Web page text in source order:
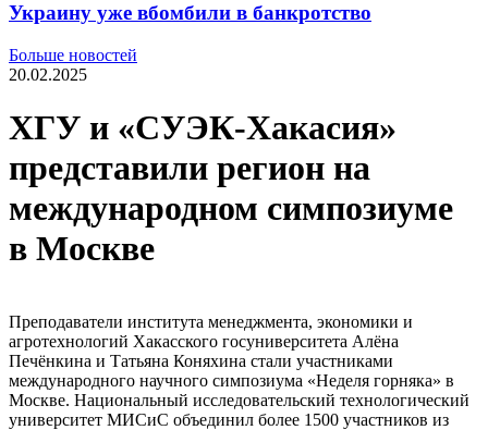
Украину уже вбомбили в банкротство
Больше новостей
20.02.2025
ХГУ и «СУЭК-Хакасия»
представили регион на
международном симпозиуме
в Москве
Преподаватели института менеджмента, экономики и
агротехнологий Хакасского госуниверситета Алёна
Печёнкина и Татьяна Коняхина стали участниками
международного научного симпозиума «Неделя горняка» в
Москве. Национальный исследовательский технологический
университет МИСиС объединил более 1500 участников из